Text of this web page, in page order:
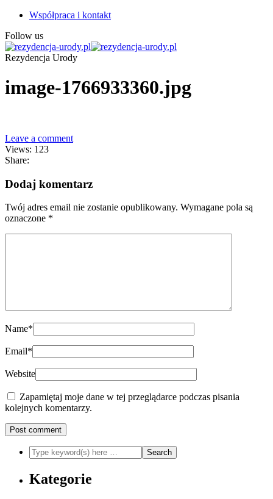
Współpraca i kontakt
Follow us
Rezydencja Urody
image-1766933360.jpg
Leave a comment
Views: 123
Share:
Dodaj komentarz
Twój adres email nie zostanie opublikowany. Wymagane pola są
oznaczone *
Name*
Email*
Website
Zapamiętaj moje dane w tej przeglądarce podczas pisania
kolejnych komentarzy.
Kategorie